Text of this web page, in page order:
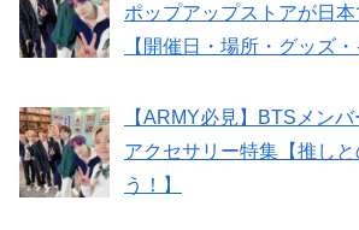
ポップアップストアが日本
【開催日・場所・グッズ・
【ARMY必見】BTSメン
アクセサリー特集【推し
う！】